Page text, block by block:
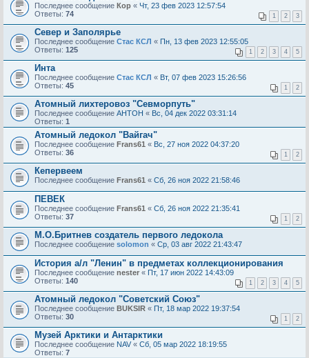
Последнее сообщение Кор « Чт, 23 фев 2023 12:57:54
Ответы: 74 1 2 3
Север и Заполярье
Последнее сообщение Стас КСЛ « Пн, 13 фев 2023 12:55:05
Ответы: 125 1 2 3 4 5
Инта
Последнее сообщение Стас КСЛ « Вт, 07 фев 2023 15:26:56
Ответы: 45 1 2
Атомный лихтеровоз "Севморпуть"
Последнее сообщение AHTOH « Вс, 04 дек 2022 03:31:14
Ответы: 1
Атомный ледокол "Вайгач"
Последнее сообщение Frans61 « Вс, 27 ноя 2022 04:37:20
Ответы: 36 1 2
Кепервеем
Последнее сообщение Frans61 « Сб, 26 ноя 2022 21:58:46
ПЕВЕК
Последнее сообщение Frans61 « Сб, 26 ноя 2022 21:35:41
Ответы: 37 1 2
М.О.Бритнев создатель первого ледокола
Последнее сообщение solomon « Ср, 03 авг 2022 21:43:47
История а/л "Ленин" в предметах коллекционирования
Последнее сообщение nester « Пт, 17 июн 2022 14:43:09
Ответы: 140 1 2 3 4 5
Атомный ледокол "Советский Союз"
Последнее сообщение BUKSIR « Пт, 18 мар 2022 19:37:54
Ответы: 30 1 2
Музей Арктики и Антарктики
Последнее сообщение NAV « Сб, 05 мар 2022 18:19:55
Ответы: 7